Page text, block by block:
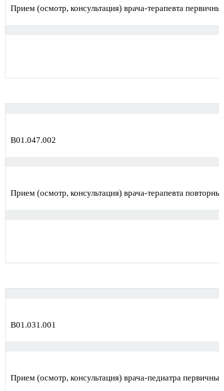
Прием (осмотр, консультация) врача-терапевта
В01.047.002
Прием (осмотр, консультация) врача-терапевта
В01.031.001
Прием (осмотр, консультация) врача-педиатра первичный